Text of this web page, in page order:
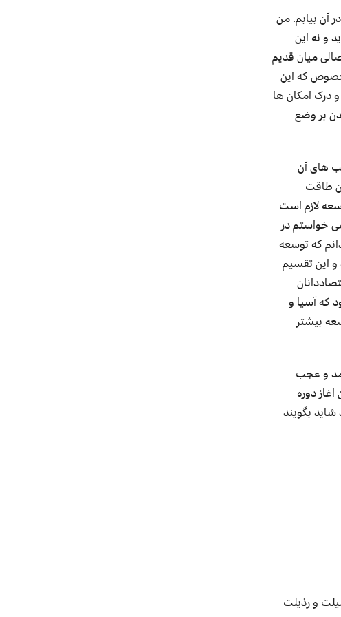
آن بیابم. من
و نه این
میان قدیم
خصوص که این
درک امکان ها
بر وضع
های آن
طاقت
لازم است
خواستم در
که توسعه
این تقسیم
که آسیا و
بیشتر
و عجب
دوره
بگویند
و رذیلت